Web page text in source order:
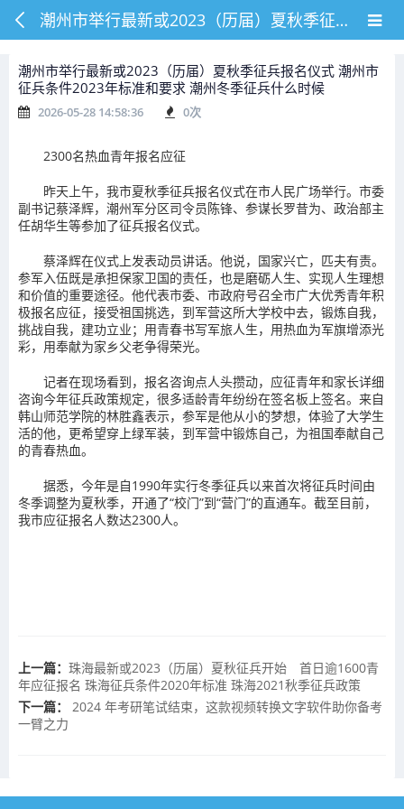
潮州市举行最新或2023（历届）夏秋季征兵报名仪式 潮州市征兵条件2023年标准和要求 潮州冬季征兵什么时候
潮州市举行最新或2023（历届）夏秋季征兵报名仪式 潮州市
征兵条件2023年标准和要求 潮州冬季征兵什么时候
2026-05-28 14:58:36 0次
2300名热血青年报名应征
昨天上午，我市夏秋季征兵报名仪式在市人民广场举行。市委
副书记蔡泽辉，潮州军分区司令员陈锋、参谋长罗昔为、政治部主
任胡华生等参加了征兵报名仪式。
蔡泽辉在仪式上发表动员讲话。他说，国家兴亡，匹夫有责。
参军入伍既是承担保家卫国的责任，也是磨砺人生、实现人生理想
和价值的重要途径。他代表市委、市政府号召全市广大优秀青年积
极报名应征，接受祖国挑选，到军营这所大学校中去，锻炼自我，
挑战自我，建功立业；用青春书写军旅人生，用热血为军旗增添光
彩，用奉献为家乡父老争得荣光。
记者在现场看到，报名咨询点人头攒动，应征青年和家长详细
咨询今年征兵政策规定，很多适龄青年纷纷在签名板上签名。来自
韩山师范学院的林胜鑫表示，参军是他从小的梦想，体验了大学生
活的他，更希望穿上绿军装，到军营中锻炼自己，为祖国奉献自己
的青春热血。
据悉，今年是自1990年实行冬季征兵以来首次将征兵时间由
冬季调整为夏秋季，开通了“校门”到“营门”的直通车。截至目前，
我市应征报名人数达2300人。
上一篇： 珠海最新或2023（历届）夏秋征兵开始 首日逾1600青
年应征报名 珠海征兵条件2020年标准 珠海2021秋季征兵政策
下一篇：
2024 年考研笔试结束，这款视频转换文字软件助你备考
一臂之力